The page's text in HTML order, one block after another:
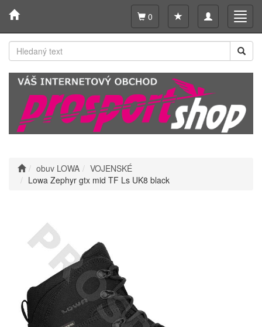
Toggle
navigation
0
obuv LOWA
VOJENSKÉ
Lowa Zephyr gtx mid TF Ls UK8 black